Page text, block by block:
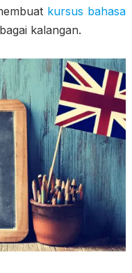
kursus bahasa
kalangan.